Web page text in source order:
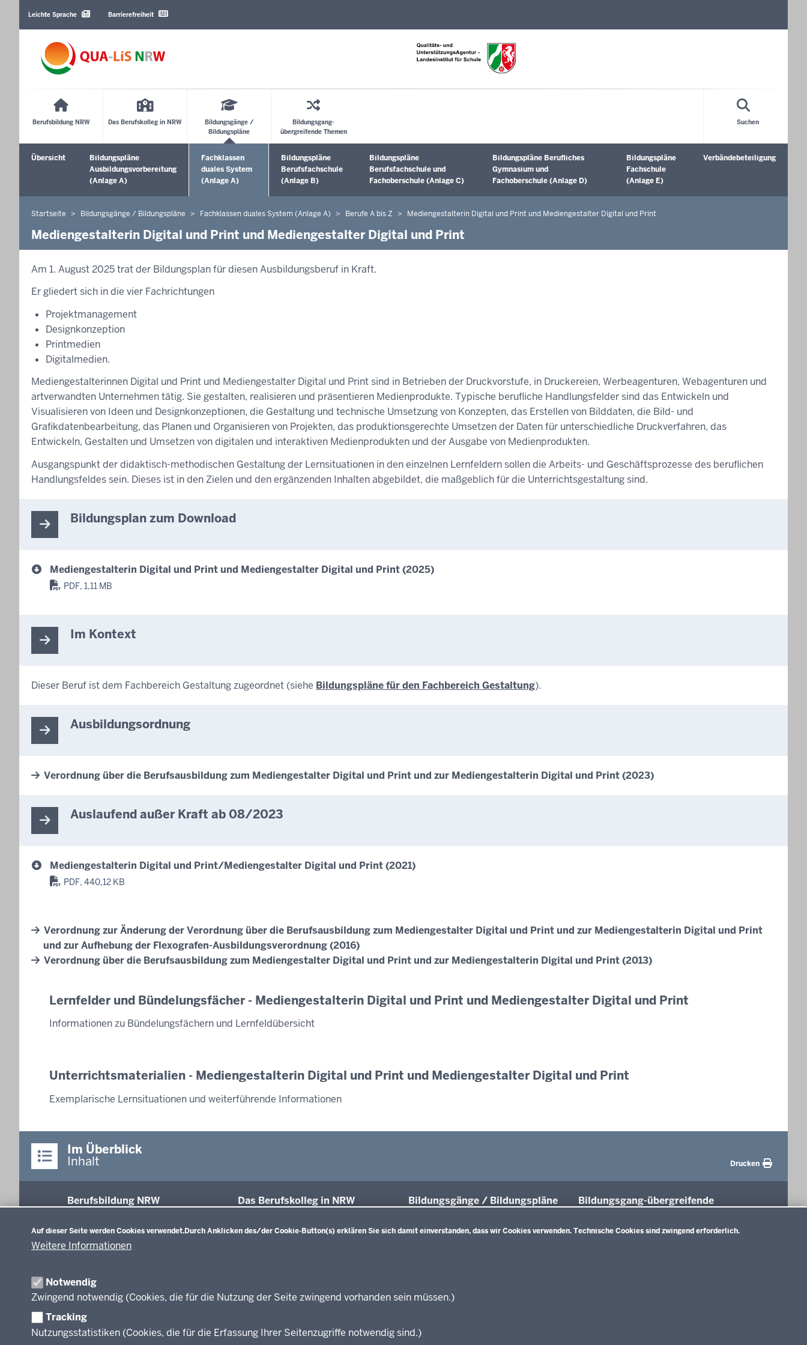
Auf dieser Seite werden Cookies verwendet.Durch Anklicken des/der Cookie-Button(s) erklären Sie sich damit einverstanden, dass wir Cookies verwenden. Technische Cookies sind zwingend erforderlich.
Weitere Informationen
Notwendig
Zwingend notwendig (Cookies, die für die Nutzung der Seite zwingend vorhanden sein müssen.)
Tracking
Nutzungsstatistiken (Cookies, die für die Erfassung Ihrer Seitenzugriffe notwendig sind.)
Sprachen
Leichte Sprache Barrierefreiheit
Berufsbildung NRW Das Berufskolleg in NRW
Bildungsgänge /
Bildungspläne
Bildungsgang-
übergreifende Themen
Suchen
Sekundärmenü
Übersicht
Bildungspläne
Ausbildungsvorbereitung
(Anlage A)
Fachklassen
duales System
(Anlage A)
Untermenü öffnen
Bildungspläne
Berufsfachschule
(Anlage B)
Untermenü öffnen
Bildungspläne
Berufsfachschule und
Fachoberschule (Anlage C)
Untermenü öffnen
Bildungspläne Berufliches
Gymnasium und
Fachoberschule (Anlage D)
Untermenü öffnen
Bildungspläne
Fachschule
(Anlage E)
Verbändebeteiligung
Sie
befinden
Startseite Bildungsgänge / Bildungspläne Fachklassen duales System (Anlage A) Berufe A bis Z Mediengestalterin Digital und Print und Mediengestalter Digital und Print
Mediengestalterin Digital und Print und Mediengestalter Digital und Print
Am 1. August 2025 trat der Bildungsplan für diesen Ausbildungsberuf in Kraft.
Er gliedert sich in die vier Fachrichtungen
Projektmanagement
Designkonzeption
Printmedien
Digitalmedien.
Mediengestalterinnen Digital und Print und Mediengestalter Digital und Print sind in Betrieben der Druckvorstufe, in Druckereien, Werbeagenturen, Webagenturen und
artverwandten Unternehmen tätig. Sie gestalten, realisieren und präsentieren Medienprodukte. Typische berufliche Handlungsfelder sind das Entwickeln und
Visualisieren von Ideen und Designkonzeptionen, die Gestaltung und technische Umsetzung von Konzepten, das Erstellen von Bilddaten, die Bild- und
Grafikdatenbearbeitung, das Planen und Organisieren von Projekten, das produktionsgerechte Umsetzen der Daten für unterschiedliche Druckverfahren, das
Entwickeln, Gestalten und Umsetzen von digitalen und interaktiven Medienprodukten und der Ausgabe von Medienprodukten.
Ausgangspunkt der didaktisch-methodischen Gestaltung der Lernsituationen in den einzelnen Lernfeldern sollen die Arbeits- und Geschäftsprozesse des beruflichen
Handlungsfeldes sein. Dieses ist in den Zielen und den ergänzenden Inhalten abgebildet, die maßgeblich für die Unterrichtsgestaltung sind.
Bildungsplan zum Download
Mediengestalterin Digital und Print und Mediengestalter Digital und Print (2025)
PDF, 1,11 MB
Im Kontext
Dieser Beruf ist dem Fachbereich Gestaltung zugeordnet (siehe Bildungspläne für den Fachbereich Gestaltung).
Ausbildungsordnung
Verordnung über die Berufsausbildung zum Mediengestalter Digital und Print und zur Mediengestalterin Digital und Print (2023)
Auslaufend außer Kraft ab 08/2023
Mediengestalterin Digital und Print/Mediengestalter Digital und Print (2021)
PDF, 440,12 KB
Verordnung zur Änderung der Verordnung über die Berufsausbildung zum Mediengestalter Digital und Print und zur Mediengestalterin Digital und Print
und zur Aufhebung der Flexografen-Ausbildungsverordnung (2016)
Verordnung über die Berufsausbildung zum Mediengestalter Digital und Print und zur Mediengestalterin Digital und Print (2013)
Lernfelder und Bündelungsfächer - Mediengestalterin Digital und Print und Mediengestalter Digital und Print
Informationen zu Bündelungsfächern und Lernfeldübersicht
Unterrichtsmaterialien - Mediengestalterin Digital und Print und Mediengestalter Digital und Print
Exemplarische Lernsituationen und weiterführende Informationen
Im Überblick
Inhalt Drucken
Berufsbildung NRW Das Berufskolleg in NRW
Fachkräfte von morgen
Weiterführende Links
Bildungsgänge / Bildungspläne
Bildungspläne Ausbildungsvorbereitung
Fachoberschule (Anlage C)
Bildungspläne Berufliches Gymnasium und
Bildungspläne Fachschule (Anlage E)
Bildungsgang-übergreifende
Unterricht